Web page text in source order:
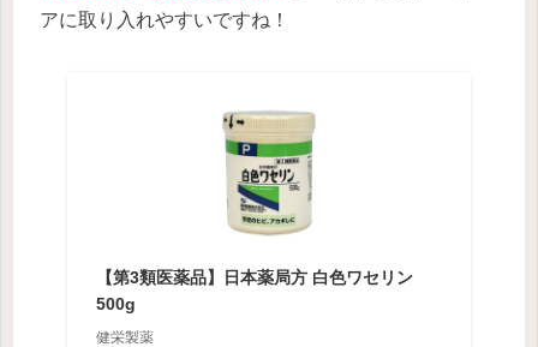
アに取り入れやすいですね！
【第3類医薬品】日本薬局方 白色ワセリン
500g
健栄製薬